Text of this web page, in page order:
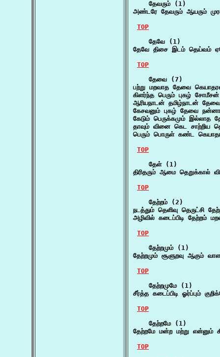
    தேவரும் (1)
அண்டரே தேவரும் ஆயரும்
TOP
    தேவே (1)
தேவே திசை இடம் தெய்வம்
TOP
    தேவை (7)
பற்று மறவாத தேவை
கிளர்ந்த பெரும் புகழ்
ஆரியநாடன் தமிழ்நாடன்
கேசவனும் புகழ் தேவை
கேடும் பெருக்கமும்
தாவும் வினை கெட
பெரும் பொருள் கண்ட
TOP
    தேள் (1)
திரிதரும் ஆமை தெறுக்கால்
TOP
    தேற்றம் (2)
நடத்தும் தெளிவு தெருட்சி
அழிவில் கடைப்பிடி
TOP
    தேற்றமும் (1)
தேற்றமும் சூளுறவு ஆகும்
TOP
    தேற்றமுமே (1)
சீர்த்த கடைப்பிடி ஓர்ப்பும்
TOP
    தேற்றமே (1)
தேற்றமே மன்ற மற்று என்னும்
TOP